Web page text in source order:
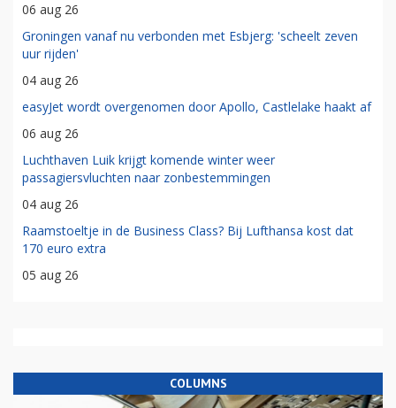
06 aug 26
Groningen vanaf nu verbonden met Esbjerg: 'scheelt zeven
uur rijden'
04 aug 26
easyJet wordt overgenomen door Apollo, Castlelake haakt af
06 aug 26
Luchthaven Luik krijgt komende winter weer
passagiersvluchten naar zonbestemmingen
04 aug 26
Raamstoeltje in de Business Class? Bij Lufthansa kost dat
170 euro extra
05 aug 26
COLUMNS